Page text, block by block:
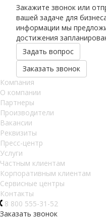
Закажите звонок или
вашей задаче для
информации мы
достижения
Задать вопрос
Заказать звонок
Компания
О компании
Партнеры
Производители
Вакансии
Реквизиты
Пресс-центр
Услуги
Частным клиентам
Корпоративным клиентам
Сервисные центры
Контакты
8 800 555-31-52
Заказать звонок